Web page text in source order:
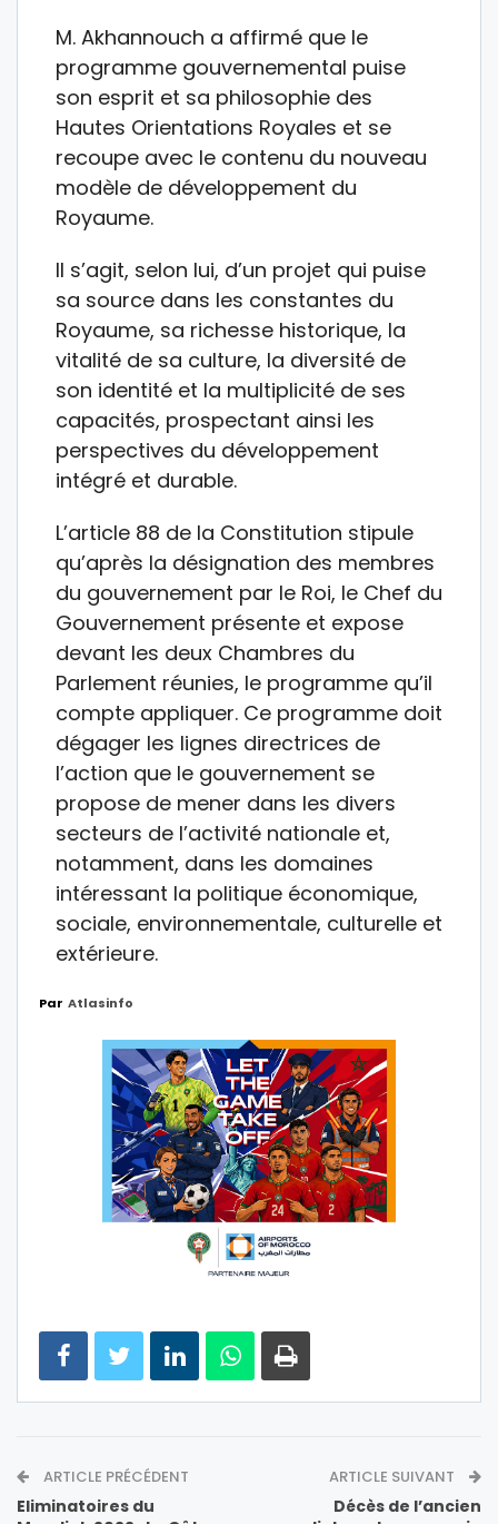
M. Akhannouch a affirmé que le
programme gouvernemental puise
son esprit et sa philosophie des
Hautes Orientations Royales et se
recoupe avec le contenu du nouveau
modèle de développement du
Royaume.
Il s’agit, selon lui, d’un projet qui puise
sa source dans les constantes du
Royaume, sa richesse historique, la
vitalité de sa culture, la diversité de
son identité et la multiplicité de ses
capacités, prospectant ainsi les
perspectives du développement
intégré et durable.
L’article 88 de la Constitution stipule
qu’après la désignation des membres
du gouvernement par le Roi, le Chef du
Gouvernement présente et expose
devant les deux Chambres du
Parlement réunies, le programme qu’il
compte appliquer. Ce programme doit
dégager les lignes directrices de
l’action que le gouvernement se
propose de mener dans les divers
secteurs de l’activité nationale et,
notamment, dans les domaines
intéressant la politique économique,
sociale, environnementale, culturelle et
extérieure.
Par Atlasinfo
ARTICLE PRÉCÉDENT
Eliminatoires du
ARTICLE SUIVANT
Décès de l’ancien